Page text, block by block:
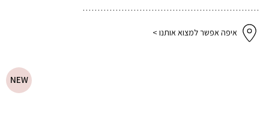
NEW
איפה אפשר למצוא אותנו >